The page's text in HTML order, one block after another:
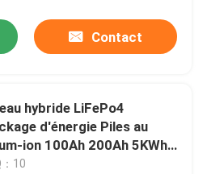
Contact
hybride LiFePo4
d'énergie Piles au
ion 100Ah 200Ah 5KWh
15KWh
：10